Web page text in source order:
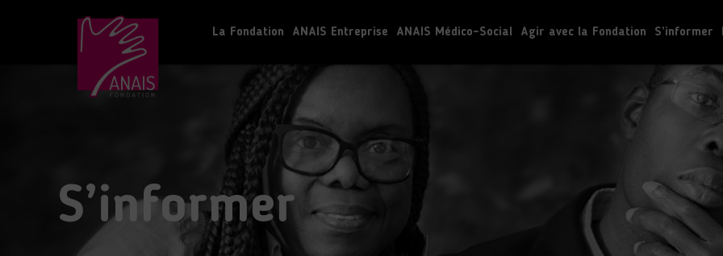
La Fondation ANAIS Entreprise ANAIS Médico-Social Agir avec la Fondation S’informer
S’informer